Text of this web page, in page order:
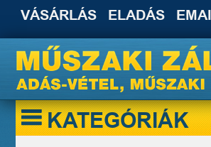
VÁSÁRLÁS ELADÁS
KATEGÓRIÁK